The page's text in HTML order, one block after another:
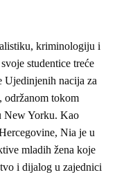
kriminologiju i
studentice treće
Ujedinjenih nacija za
održanom tokom
New Yorku. Kao
Nia je u
mladih žena koje
i dijalog u zajednici